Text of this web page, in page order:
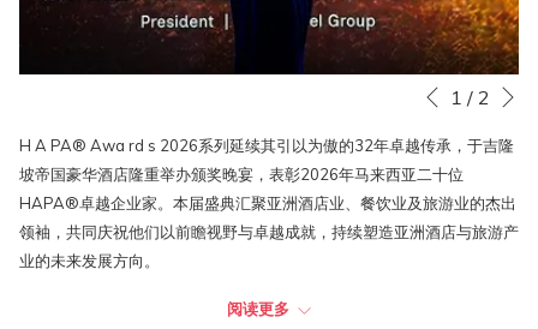
幻
片
放
映
控
点
以
下
链
接
上一页 1 / 2
H A PA® Awa rd s 2026系列延续其引以为傲的32年卓越传承，于吉隆
坡帝国豪华酒店隆重举办颁奖晚宴，表彰2026年马来西亚二十位
HAPA®卓越企业家。本届盛典汇聚亚洲酒店业、餐饮业及旅游业的杰出
领袖，共同庆祝他们以前瞻视野与卓越成就，持续塑造亚洲酒店与旅游产
业的未来发展方向。
在众多获奖者中，丽昇酒店集团总裁拿督周淑清荣誉教授荣获“酒店业企
阅读更多